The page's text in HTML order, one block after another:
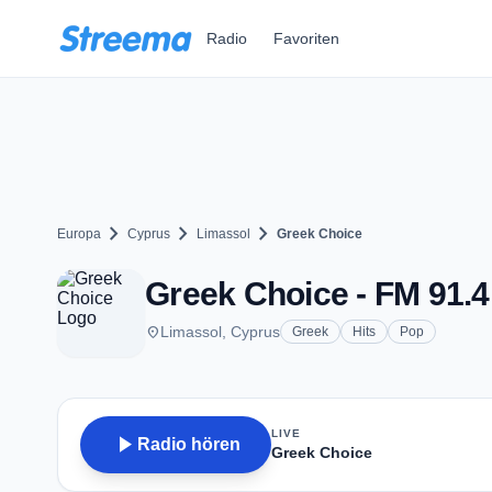
Radio Favoriten
Europa chevron_right Cyprus chevron_right Limassol chevron_right Greek Choice
Greek Choice - FM
placeLimassol, Cyprus Greek Hits Pop
play_arrow Radio hören
LIVE
Greek Choice